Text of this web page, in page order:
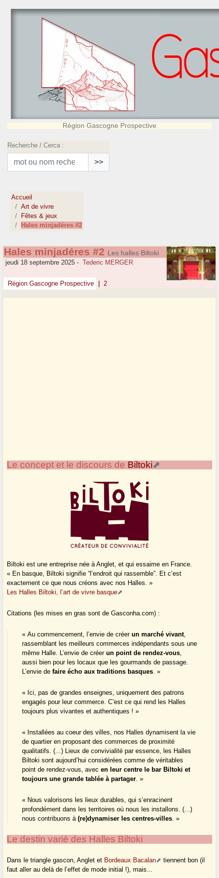
Région Gascogne Prospective
Recherche / Cerca :
>>
Accueil
Art de vivre
Fêtes & jeux
Hales minjadéres #2
Hales minjadéres #2 Les halles Biltoki
jeudi 18 septembre 2025 - Tederic MERGER
Région Gascogne Prospective 2
Le concept et le discours de Biltoki
Biltoki est une entreprise née à Anglet, et qui essaime en France.
« En basque, Biltoki signifie “l’endroit qui rassemble”. Et c’est
exactement ce que nous créons avec nos Halles. »
Les Halles Biltoki, l’art de vivre basque
Citations (les mises en gras sont de Gasconha.com) :
« Au commencement, l’envie de créerun marché vivant,
rassemblant les meilleurs commerces indépendants sous une
même Halle. L’envie de créerun point de rendez-vous,
aussi bien pour les locaux que les gourmands de passage.
L’envie defaire écho aux traditions basques. »
« Ici, pas de grandes enseignes, uniquement des patrons
engagés pour leur commerce. C’est ce qui rend les Halles
toujours plus vivantes et authentiques ! »
« Installées au coeur des villes, nos Halles dynamisent la vie
de quartier en proposant des commerces de proximité
qualitatifs. (...) Lieux de convivialité par essence, les Halles
Biltoki sont aujourd’hui considérées comme de véritables
point de rendez-vous, avec en leur centre le bar Biltoki et
toujours une grande tablée à partager. »
« Nous valorisons les lieux durables, qui s’enracinent
profondément dans les territoires où nous les installons. (...)
nous contribuons à(re)dynamiser les centres-villes. »
Le destin varié des Halles Biltoki
Dans le triangle gascon, Anglet et Bordeaux Bacalan
tiennent bon (il
faut aller au delà de l’effet de mode initial !), mais...